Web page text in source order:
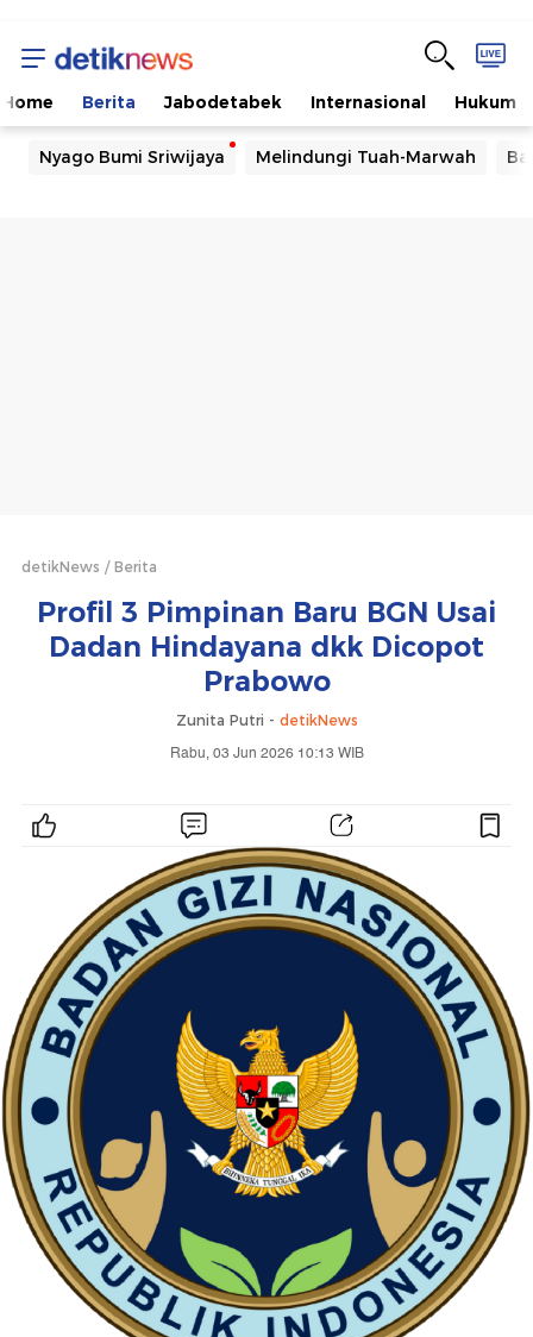
Home Berita Jabodetabek Internasional Hukum
Nyago Bumi Sriwijaya Melindungi Tuah-Marwah
detikNews Berita
Profil 3 Pimpinan Baru BGN Usai
Dadan Hindayana dkk Dicopot
Prabowo
Zunita Putri - detikNews
Rabu, 03 Jun 2026 10:13 WIB